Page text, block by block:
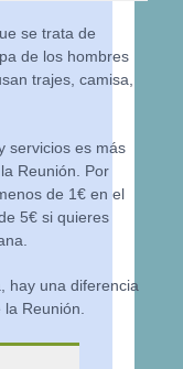
se trata de
de los hombres
trajes, camisa,
servicios es más
Reunión. Por
de 1€ en el
5€ si quieres
hay una diferencia
la Reunión.